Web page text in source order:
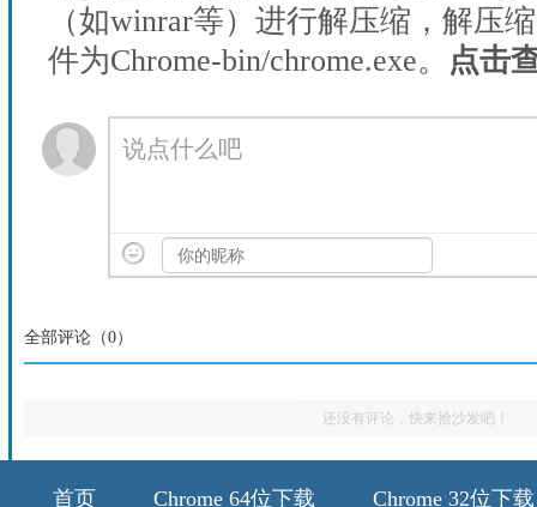
（如winrar等）进行解压缩，解压
件为Chrome-bin/chrome.exe。
点击
说点什么吧
全部评论（0）
还没有评论，快来抢沙发吧！
首页 Chrome 64位下载 Chrome 32位下载